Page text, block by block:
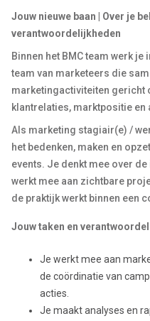
Jouw nieuwe baan | Over je
verantwoordelijkheden
Binnen het BMC team werk
team van marketeers die
marketingactiviteiten gericht
klantrelaties, marktpositie en
Als marketing stagiair(e) /
het bedenken, maken en
events. Je denkt mee over
werkt mee aan zichtbare
de praktijk werkt binnen een
Jouw taken en
Je werkt mee aan
de coördinatie van
acties.
Je maakt analyses en